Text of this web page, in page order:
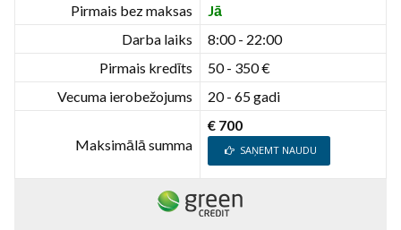
Pirmais bez maksas
Jā
Darba laiks
8:00 - 22:00
Pirmais kredīts
50 - 350 €
Vecuma ierobežojums
20 - 65 gadi
Maksimālā summa
€ 700
SAŅEMT NAUDU